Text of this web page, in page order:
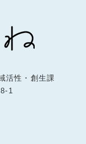
活性・創生課
1